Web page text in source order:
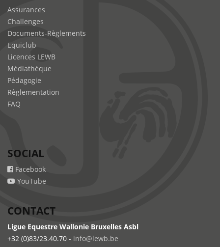
Assurances
Challenges
Documents-Règlements
Equiclub
Licences LEWB
Médiathèque
Pédagogie
Règlementation
FAQ
SOCIAL
Facebook
YouTube
CONTACT
Ligue Equestre Wallonie Bruxelles Asbl
+32 (0)83/23.40.70 - info@lewb.be